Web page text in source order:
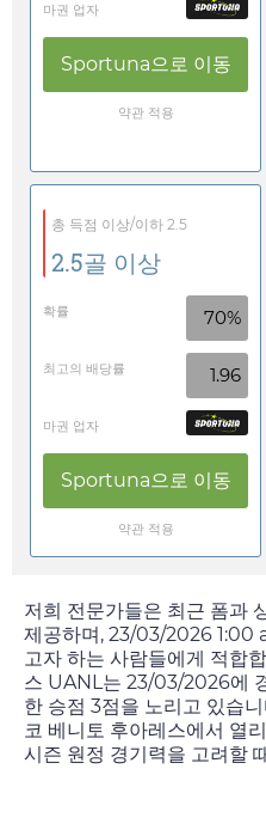
마권 업자
Sportuna으로 이동
약관 적용
총 득점 이상/이하 2.5
2.5골 이상
확률 70%
최고의 배당률 1.96
마권 업자
Sportuna으로 이동
약관 적용
저희 전문가들은 최근 폼과
제공하며, 23/03/2026 1:00
고자 하는 사람들에게 적합
스 UANL는 23/03/2026에
한 승점 3점을 노리고 있습
코 베니토 후아레스에서 열
시즌 원정 경기력을 고려할